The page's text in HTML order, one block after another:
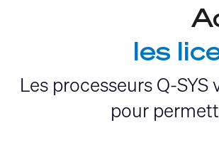
les
Les processeurs Q-
pour